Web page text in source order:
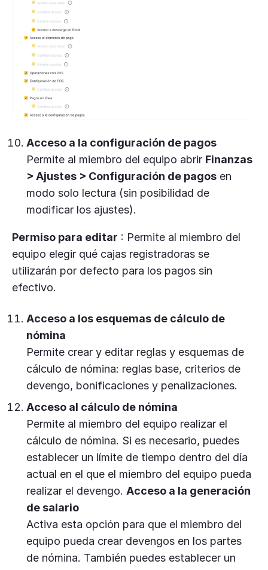
Acceso a la configuración de pagos
Permite al miembro del equipo abrir Finanzas
> Ajustes > Configuración de pagos en
modo solo lectura (sin posibilidad de
modificar los ajustes).
Permiso para editar : Permite al miembro del
equipo elegir qué cajas registradoras se
utilizarán por defecto para los pagos sin
efectivo.
Acceso a los esquemas de cálculo de
nómina
Permite crear y editar reglas y esquemas de
cálculo de nómina: reglas base, criterios de
devengo, bonificaciones y penalizaciones.
Acceso al cálculo de nómina
Permite al miembro del equipo realizar el
cálculo de nómina. Si es necesario, puedes
establecer un límite de tiempo dentro del día
actual en el que el miembro del equipo pueda
realizar el devengo. Acceso a la generación
de salario
Activa esta opción para que el miembro del
equipo pueda crear devengos en los partes
de nómina. También puedes establecer un